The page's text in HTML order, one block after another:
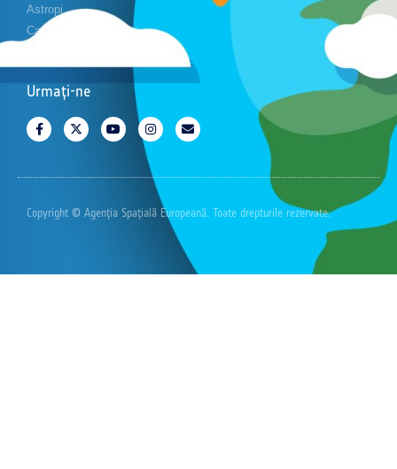
Astropi
Cansat
Urmați-ne
Copyright © Agenția Spațială Europeană. Toate drepturile rezervate.